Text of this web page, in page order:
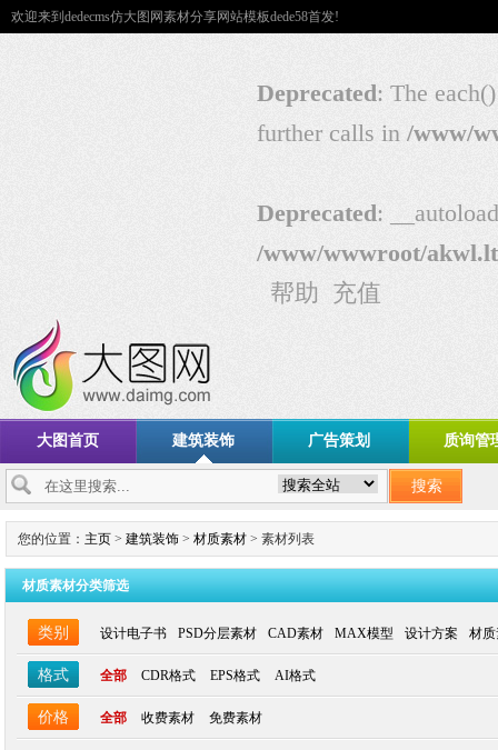
欢迎来到dedecms仿大图网素材分享网站模板dede58首发!
Deprecated: The
further calls in /www/
Deprecated:
/www/wwwroot/
帮助 充值
大图首页 建筑装饰 广告策划 质询管
您的位置： 主页 > 建筑装饰 > 材质素材 > 素材列表
材质素材分类筛选
类别 设计电子书 PSD分层素材 CAD素材 MAX模型 设计方案 材
格式 全部 CDR格式 EPS格式 AI格式
价格 全部 收费素材 免费素材